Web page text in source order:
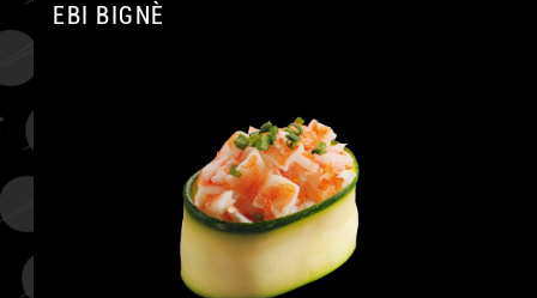
EBI BIGNÈ